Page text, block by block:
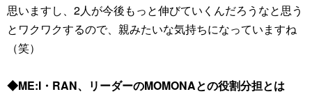
思いますし、2人が今後もっと伸びていくんだろうなと思う
とワクワクするので、親みたいな気持ちになっていますね
（笑）
◆ME:I・RAN、リーダーのMOMONAとの役割分担とは